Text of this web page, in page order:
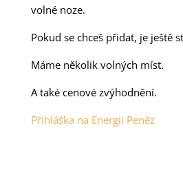
volné noze.
Pokud se chceš přidat, je ještě
Máme několik volných míst.
A také cenové zvýhodnění.
Přihláška na Energii Peněz